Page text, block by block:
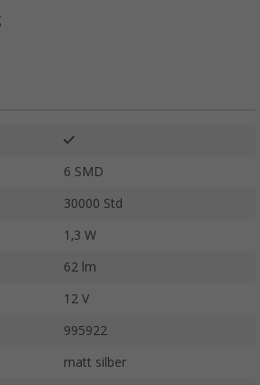
6 SMD
30000 Std
1,3 W
62 lm
12 V
995922
matt silber